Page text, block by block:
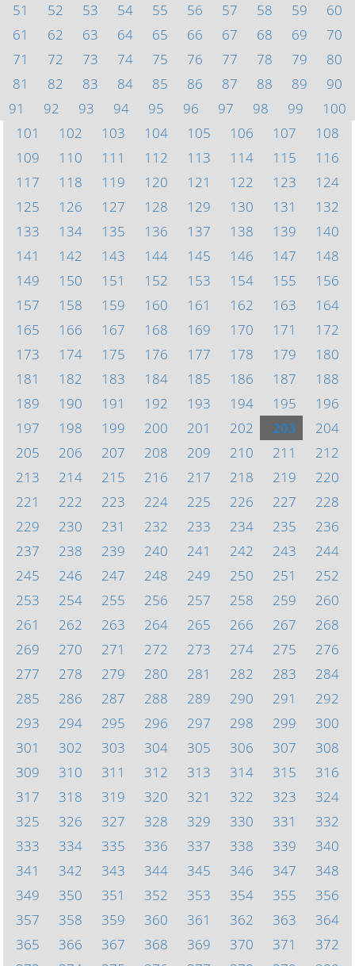
51
52 53 54 55 56 57 58 59
60
61
62 63 64 65 66 67 68 69
70
71
72 73 74 75 76 77 78 79
80
81
82 83 84 85 86 87 88 89
90
91
92 93 94 95 96 97 98 99
100
101
102 103 104 105 106 107
108
109
110 111 112 113 114 115
116
117
118 119 120 121 122 123
124
125
126 127 128 129 130 131
132
133
134 135 136 137 138 139
140
141
142 143 144 145 146 147
148
149
150 151 152 153 154 155
156
157
158 159 160 161 162 163
164
165
166 167 168 169 170 171
172
173
174 175 176 177 178 179
180
181
182 183 184 185 186 187
188
189
190 191 192 193 194 195
196
197
198 199 200 201 202 203
204
205
206 207 208 209 210 211
212
213
214 215 216 217 218 219
220
221
222 223 224 225 226 227
228
229
230 231 232 233 234 235
236
237
238 239 240 241 242 243
244
245
246 247 248 249 250 251
252
253
254 255 256 257 258 259
260
261
262 263 264 265 266 267
268
269
270 271 272 273 274 275
276
277
278 279 280 281 282 283
284
285
286 287 288 289 290 291
292
293
294 295 296 297 298 299
300
301
302 303 304 305 306 307
308
309
310 311 312 313 314 315
316
317
318 319 320 321 322 323
324
325
326 327 328 329 330 331
332
333
334 335 336 337 338 339
340
341
342 343 344 345 346 347
348
349
350 351 352 353 354 355
356
357
358 359 360 361 362 363
364
365
366 367 368 369 370 371
372